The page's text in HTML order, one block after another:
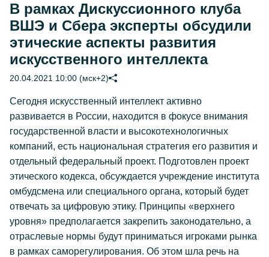
В рамках Дискуссионного клуба
ВШЭ и Сбера эксперты обсудили
этические аспекты развития
искусственного интеллекта
20.04.2021 10:00 (мск+2)
Сегодня искусственный интеллект активно
развивается в России, находится в фокусе внимания
государственной власти и высокотехнологичных
компаний, есть национальная стратегия его развития и
отдельный федеральный проект. Подготовлен проект
этического кодекса, обсуждается учреждение института
омбудсмена или специального органа, который будет
отвечать за цифровую этику. Принципы «верхнего
уровня» предполагается закрепить законодательно, а
отраслевые нормы будут приниматься игроками рынка
в рамках саморегулирования. Об этом шла речь на